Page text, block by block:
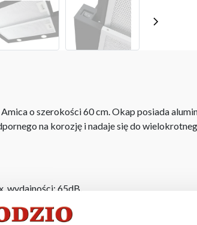
o szerokości 60 cm. Okap posiada
na korozję i nadaje się do
wydajności: 65dB,
wydajności: 62dB,